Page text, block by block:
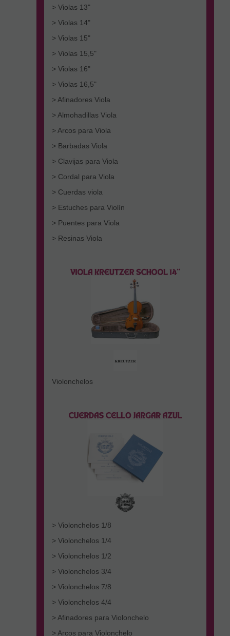
> Violas 13"
> Violas 14"
> Violas 15"
> Violas 15,5"
> Violas 16"
> Violas 16,5"
> Afinadores Viola
> Almohadillas Viola
> Arcos para Viola
> Barbadas Viola
> Clavijas para Viola
> Cordal para Viola
> Cuerdas viola
> Estuches para Violín
> Puentes para Viola
> Resinas Viola
Violonchelos
> Violonchelos 1/8
> Violonchelos 1/4
> Violonchelos 1/2
> Violonchelos 3/4
> Violonchelos 7/8
> Violonchelos 4/4
> Afinadores para Violonchelo
> Arcos para Violonchelo